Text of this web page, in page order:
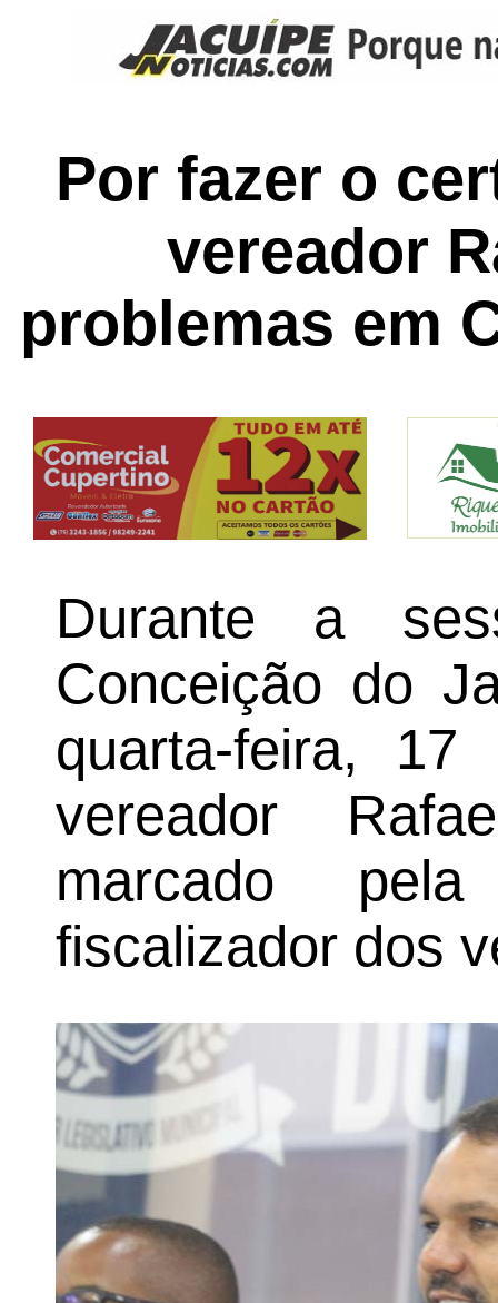
Por fazer o
vereador
problemas em
Durante a
Conceição do
quarta-feira,
vereador
marcado
fiscalizador dos